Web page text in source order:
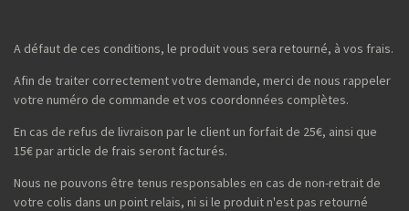
A défaut de ces conditions, le produit vous sera retourné, à vos frais.
Afin de traiter correctement votre demande, merci de nous rappeler
votre numéro de commande et vos coordonnées complètes.
En cas de refus de livraison par le client un forfait de 25€, ainsi que
15€ par article de frais seront facturés.
Nous ne pouvons être tenus responsables en cas de non-retrait de
votre colis dans un point relais, ni si le produit n'est pas retourné